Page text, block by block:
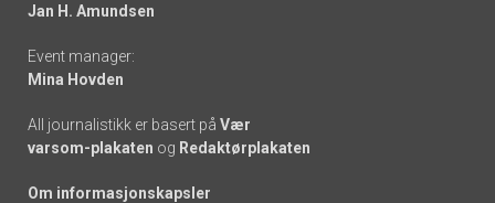
Jan H. Amundsen
Event manager:
Mina Hovden
All journalistikk er basert på Vær
varsom-plakaten og Redaktørplakaten
Om informasjonskapsler